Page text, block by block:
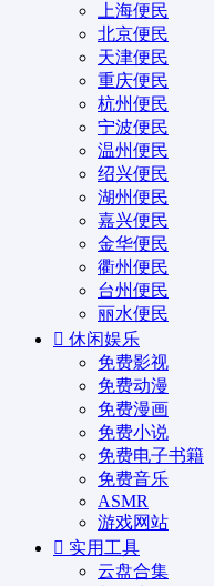
上海便民
北京便民
天津便民
重庆便民
杭州便民
宁波便民
温州便民
绍兴便民
湖州便民
嘉兴便民
金华便民
衢州便民
台州便民
丽水便民
休闲娱乐
免费影视
免费动漫
免费漫画
免费小说
免费电子书籍
免费音乐
ASMR
游戏网站
实用工具
云盘合集